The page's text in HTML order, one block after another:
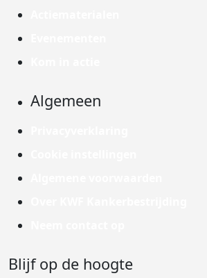
Algemeen
Blijf op de hoogte